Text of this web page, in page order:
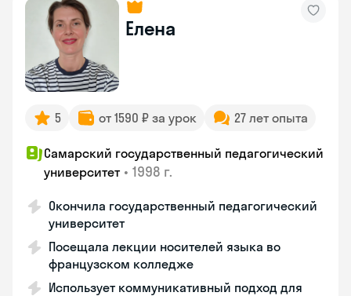
Елена
5 от 1590 ₽ за урок 27 лет опыта
Самарский государственный педагогический
университет • 1998 г.
Окончила государственный педагогический
университет
Посещала лекции носителей языка во
французском колледже
Использует коммуникативный подход для